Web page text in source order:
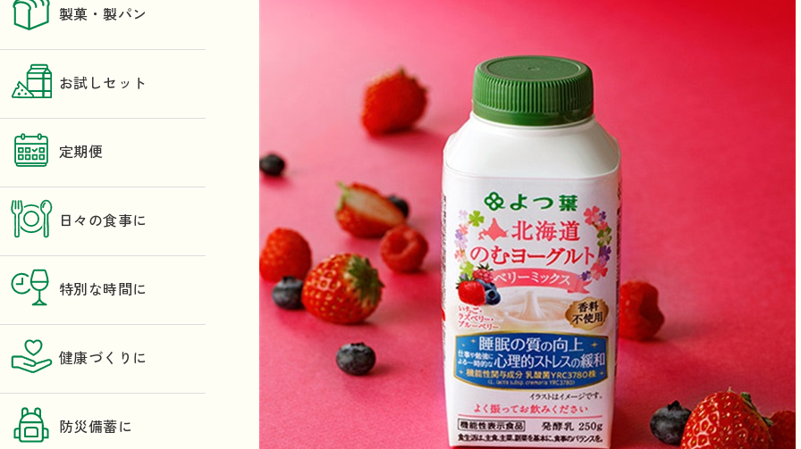
製菓・製パン
お試しセット
定期便
日々の食事に
特別な時間に
健康づくりに
防災備蓄に